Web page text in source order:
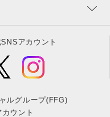
アカウント
ルグループ(FFG)
ウント